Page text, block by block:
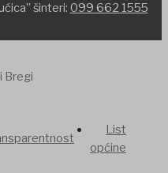
šinteri: 099 662 1555
Bregi
List
općine